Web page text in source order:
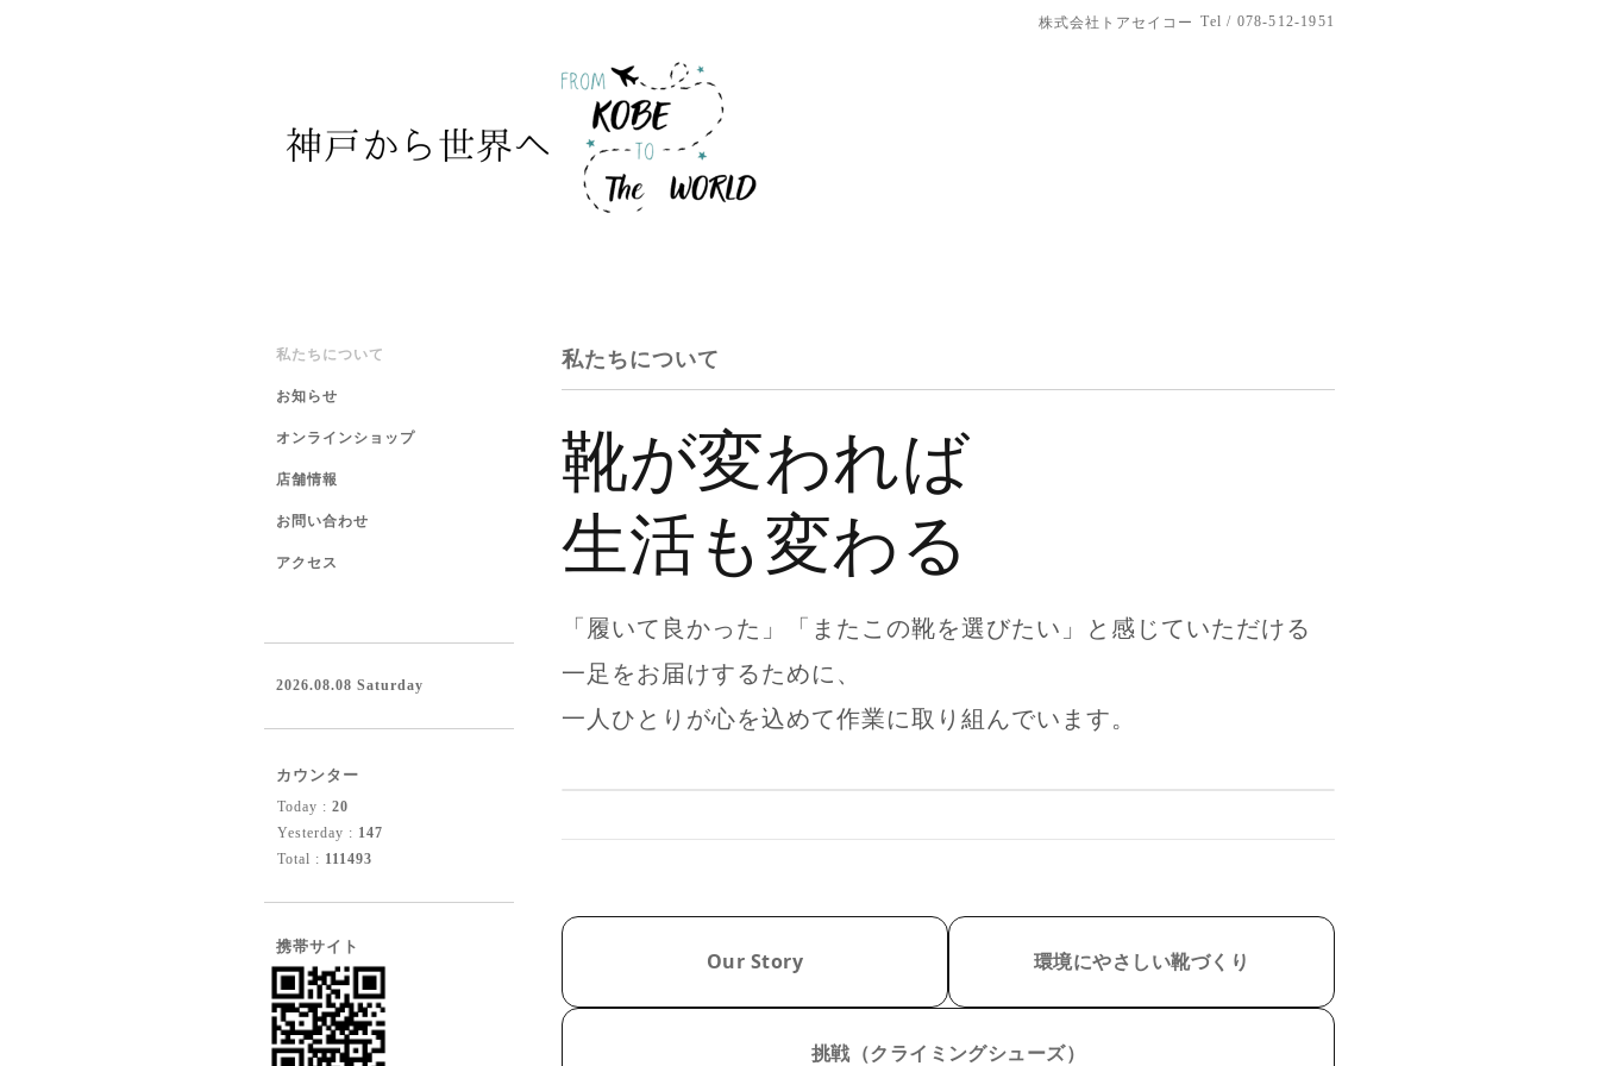
株式会社トアセイコー Tel / 078-512-1951
私たちについて
靴が変われば
生活も変わる
「履いて良かった」「またこの靴を選びたい」と感じていただける
一足をお届けするために、
一人ひとりが心を込めて作業に取り組んでいます。
Our Story 環境にやさしい靴づくり
挑戦（クライミングシューズ）
私たちについて
お知らせ
オンラインショップ
店舗情報
お問い合わせ
アクセス
2026.08.08 Saturday
カウンター
Today : 20
Yesterday : 147
Total : 111493
携帯サイト